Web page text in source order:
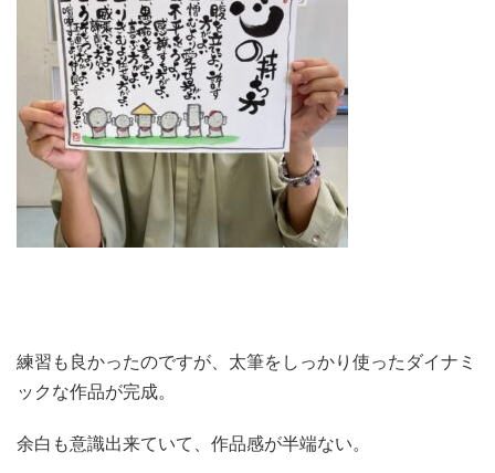
練習も良かったのですが、太筆をしっかり使ったダイナミ
ックな作品が完成。
余白も意識出来ていて、作品感が半端ない。